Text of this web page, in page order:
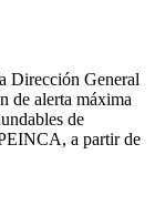
Dirección General
de alerta máxima
de
a partir de